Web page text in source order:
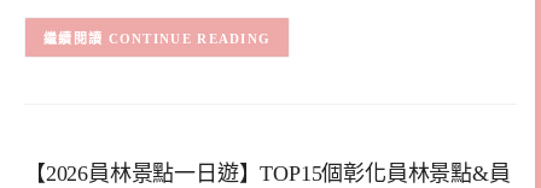
CONTINUE READING
【2026員林景點一日遊】TOP15個彰化員林景點&員